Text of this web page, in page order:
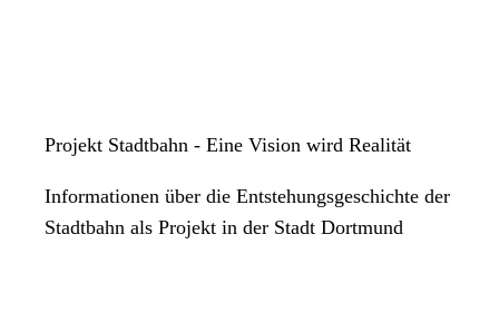
Projekt Stadtbahn - Eine Vision wird Realität
Informationen über die Entstehungsgeschichte der
Stadtbahn als Projekt in der Stadt Dortmund